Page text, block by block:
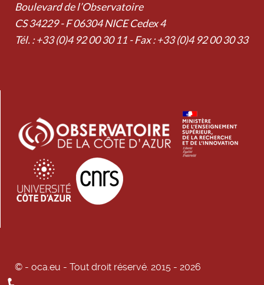
Boulevard de l’Observatoire
CS 34229 - F 06304 NICE Cedex 4
Tél. : +33 (0)4 92 00 30 11 - Fax : +33 (0)4 92 00 30 33
© - oca.eu - Tout droit réservé. 2015 - 2026